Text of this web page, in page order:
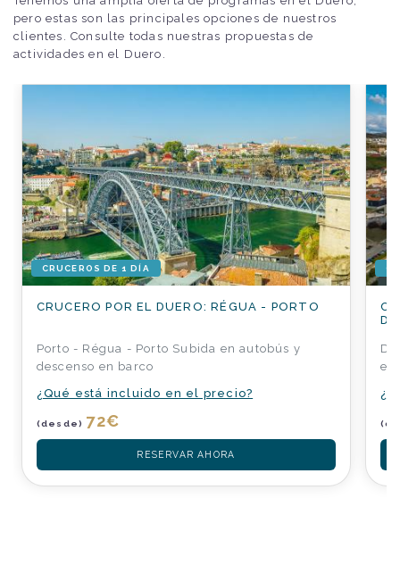
pero estas son las principales opciones de nuestros
clientes. Consulte todas nuestras propuestas de
actividades en el Duero.
CRUCEROS DE 1 DÍA
CRUCERO POR EL DUERO: RÉGUA - PORTO
Porto - Régua - Porto Subida en autobús y
descenso en barco
¿Qué está incluido en el precio?
(desde) 72€
RESERVAR AHORA
en